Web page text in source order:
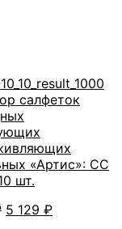
салфеток
«Артис»: СС
шт.
Первоначальная
5 129 ₽Текущая